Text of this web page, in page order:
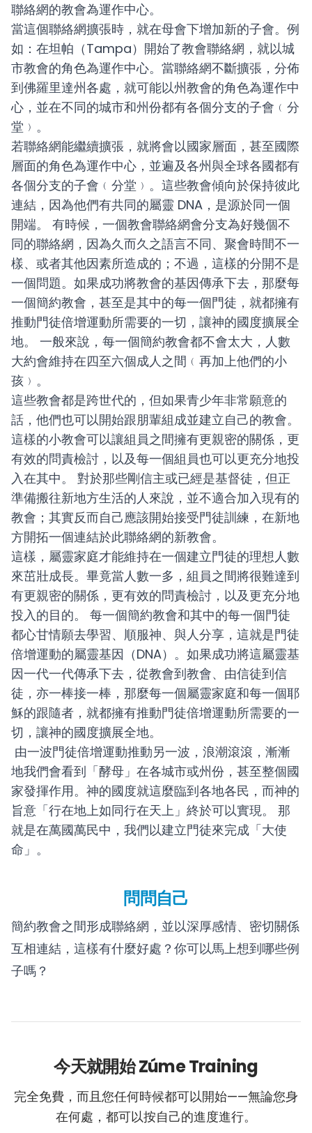
聯絡網的教會為運作中心。
當這個聯絡網擴張時，就在母會下增加新的子會。例
如：在坦帕（Tampa）開始了教會聯絡網，就以城
市教會的角色為運作中心。當聯絡網不斷擴張，分佈
到佛羅里達州各處，就可能以州教會的角色為運作中
心，並在不同的城市和州份都有各個分支的子會﹙分
堂﹚。
若聯絡網能繼續擴張，就將會以國家層面，甚至國際
層面的角色為運作中心，並遍及各州與全球各國都有
各個分支的子會﹙分堂﹚。這些教會傾向於保持彼此
連結，因為他們有共同的屬靈 DNA，是源於同一個
開端。
有時候，一個教會聯絡網會分支為好幾個不
同的聯絡網，因為久而久之語言不同、聚會時間不一
樣、或者其他因素所造成的；不過，這樣的分開不是
一個問題。如果成功將教會的基因傳承下去，那麼每
一個簡約教會，甚至是其中的每一個門徒，就都擁有
推動門徒倍增運動所需要的一切，讓神的國度擴展全
地。
一般來說，每一個簡約教會都不會太大，人數
大約會維持在四至六個成人之間﹙再加上他們的小
孩﹚。
這些教會都是跨世代的，但如果青少年非常願意的
話，他們也可以開始跟朋輩組成並建立自己的教會。
這樣的小教會可以讓組員之間擁有更親密的關係，更
有效的問責檢討 ，以及每一個組員也可以更充分地投
入在其中。
對於那些剛信主或已經是基督徒，但正
準備搬往新地方生活的人來說，並不適合加入現有的
教會；其實反而自己應該開始接受門徒訓練，在新地
方開拓一個連結於此聯絡網的新教會。
這樣，屬靈家庭才能維持在一個建立門徒的理想人數
來茁壯成長。畢竟當人數一多，組員之間將很難達到
有更親密的關係，更有效的問責檢討 ，以及更充分地
投入的目的。
每一個簡約教會和其中的每一個門徒
都心甘情願去學習、順服神、與人分享，這就是門徒
倍增運動的屬靈基因（DNA）。如果成功將這屬靈基
因一代一代傳承下去，從教會到教會、由信徒到信
徒，亦一棒接一棒，那麼每一個屬靈家庭和每一個耶
穌的跟隨者，就都擁有推動門徒倍增運動所需要的一
切，讓神的國度擴展全地。
由一波門徒倍增運動推動另一波，浪潮滾滾，漸漸
地我們會看到「酵母」在各城市或州份，甚至整個國
家發揮作用。神的國度就這麼臨到各地各民，而神的
旨意「行在地上如同行在天上」終於可以實現。
那
就是在萬國萬民中，我們以建立門徒來完成「大使
命」。
問問自己
簡約教會之間形成聯絡網，並以深厚感情、密切關係
互相連結，這樣有什麼好處？你可以馬上想到哪些例
子嗎？
今天就開始 Zúme Training
完全免費，而且您任何時候都可以開始——無論您身
在何處，都可以按自己的進度進行。